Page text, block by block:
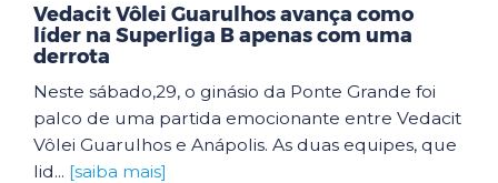
Vedacit Vôlei Guarulhos avança como
líder na Superliga B apenas com uma
derrota
Neste sábado,29, o ginásio da Ponte Grande foi
palco de uma partida emocionante entre Vedacit
Vôlei Guarulhos e Anápolis. As duas equipes, que
lid... [saiba mais]